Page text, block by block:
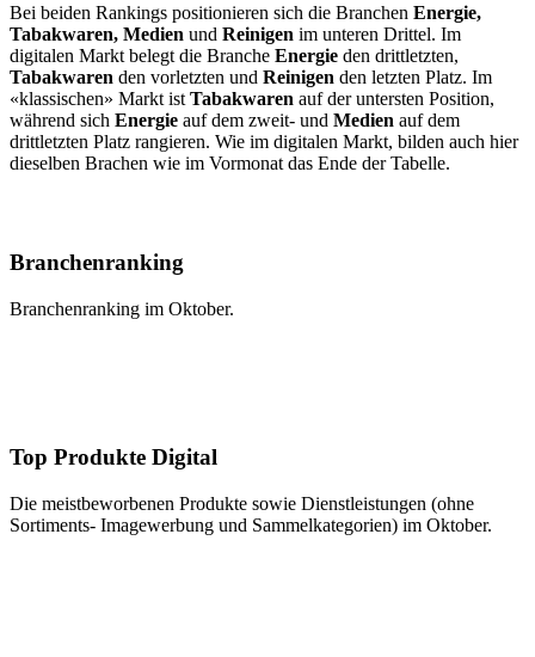
Bei beiden Rankings positionieren sich die Branchen Energie,
Tabakwaren, Medien und Reinigen im unteren Drittel. Im
digitalen Markt belegt die Branche Energie den drittletzten,
Tabakwaren den vorletzten und Reinigen den letzten Platz. Im
«klassischen» Markt ist Tabakwaren auf der untersten Position,
während sich Energie auf dem zweit- und Medien auf dem
drittletzten Platz rangieren. Wie im digitalen Markt, bilden auch hier
dieselben Brachen wie im Vormonat das Ende der Tabelle.
Branchenranking
Branchenranking im Oktober.
Top Produkte Digital
Die meistbeworbenen Produkte sowie Dienstleistungen (ohne
Sortiments- Imagewerbung und Sammelkategorien) im Oktober.